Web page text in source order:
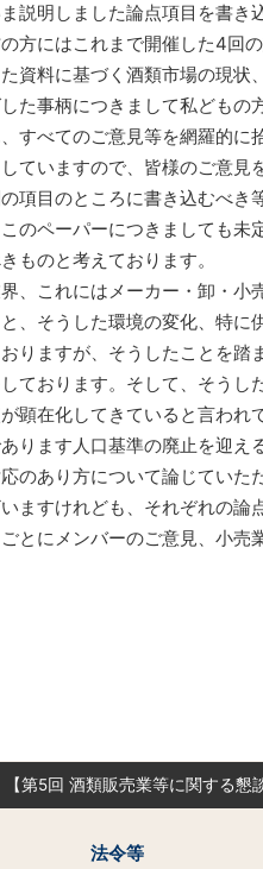
説明しました論点項目を書き
方にはこれまで開催した4回
資料に基づく酒類市場の現状
た事柄につきまして私どもの
すべてのご意見等を網羅的に
ていますので、皆様のご意見
項目のところに書き込むべき
のペーパーにつきましても未
ものと考えております。
、これにはメーカー・卸・小
、そうした環境の変化、特に
りますが、そうしたことを踏
ております。そして、そうし
顕在化してきていると言われ
ります人口基準の廃止を迎え
のあり方について論じていた
ますけれども、それぞれの論
とにメンバーのご意見、小売
【第5回 酒類販売業等に関する懇
法令等